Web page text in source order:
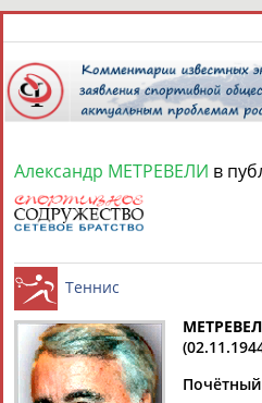
7
СПОРТСМЕНЫ, ТРЕНЕРЫ И
Найдено: 13181персон
Александр МЕТРЕВЕЛИ в
Теннис